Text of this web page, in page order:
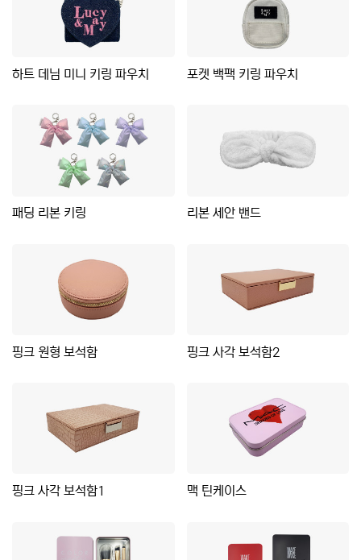
하트 데님 미니 키링 파우치 포켓 백팩 키링 파우치
패딩 리본 키링 리본 세안 밴드
핑크 원형 보석함 핑크 사각 보석함2
핑크 사각 보석함1 맥 틴케이스